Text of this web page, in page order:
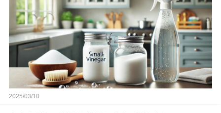
2025/03/10